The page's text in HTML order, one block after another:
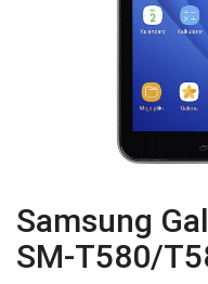
Samsung
SM-T580/